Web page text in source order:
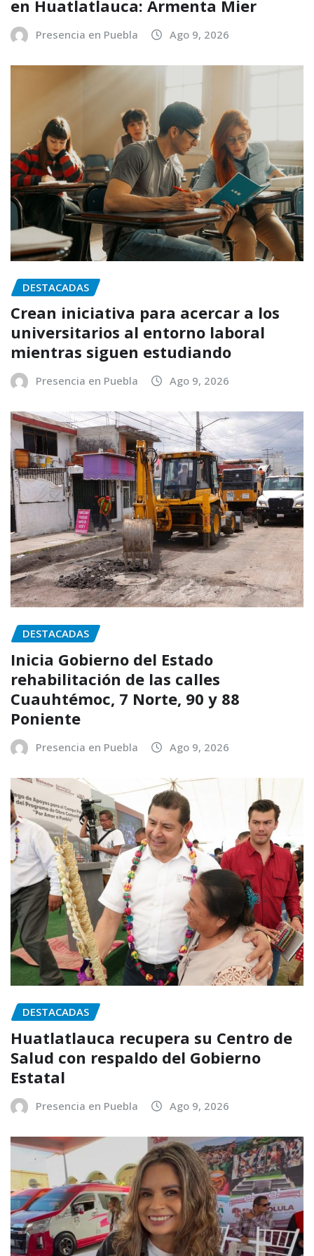
en Huatlatlauca: Armenta Mier
Presencia en Puebla Ago 9, 2026
DESTACADAS
Crean iniciativa para acercar a los
universitarios al entorno laboral
mientras siguen estudiando
Presencia en Puebla Ago 9, 2026
DESTACADAS
Inicia Gobierno del Estado
rehabilitación de las calles
Cuauhtémoc, 7 Norte, 90 y 88
Poniente
Presencia en Puebla Ago 9, 2026
DESTACADAS
Huatlatlauca recupera su Centro de
Salud con respaldo del Gobierno
Estatal
Presencia en Puebla Ago 9, 2026